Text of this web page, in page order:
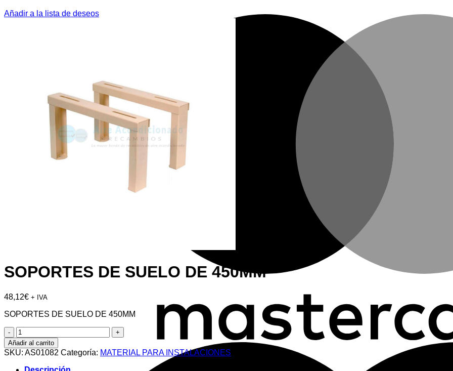
Añadir a la lista de deseos
SOPORTES DE SUELO DE 450MM
48,12€ + IVA
SOPORTES DE SUELO DE 450MM
SOPORTES
DE
SUELO
DE
450MM
Añadir al carrito
SKU: AS01082 Categoría: MATERIAL PARA INSTALACIONES